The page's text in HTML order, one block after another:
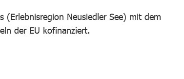
(Erlebnisregion Neusiedler See) mit dem
der EU kofinanziert.